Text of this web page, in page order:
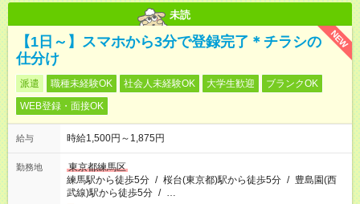
未読
NEW
【1日～】スマホから3分で登録完了＊チラシの
仕分け
派遣 職種未経験OK 社会人未経験OK 大学生歓迎
ブランクOK
WEB登録・面接OK
給与 時給1,500円～1,875円
勤務地
東京都練馬区
練馬駅から徒歩5分 / 桜台(東京都)駅から徒歩5分 / 豊島園(西
武線)駅から徒歩5分 / …